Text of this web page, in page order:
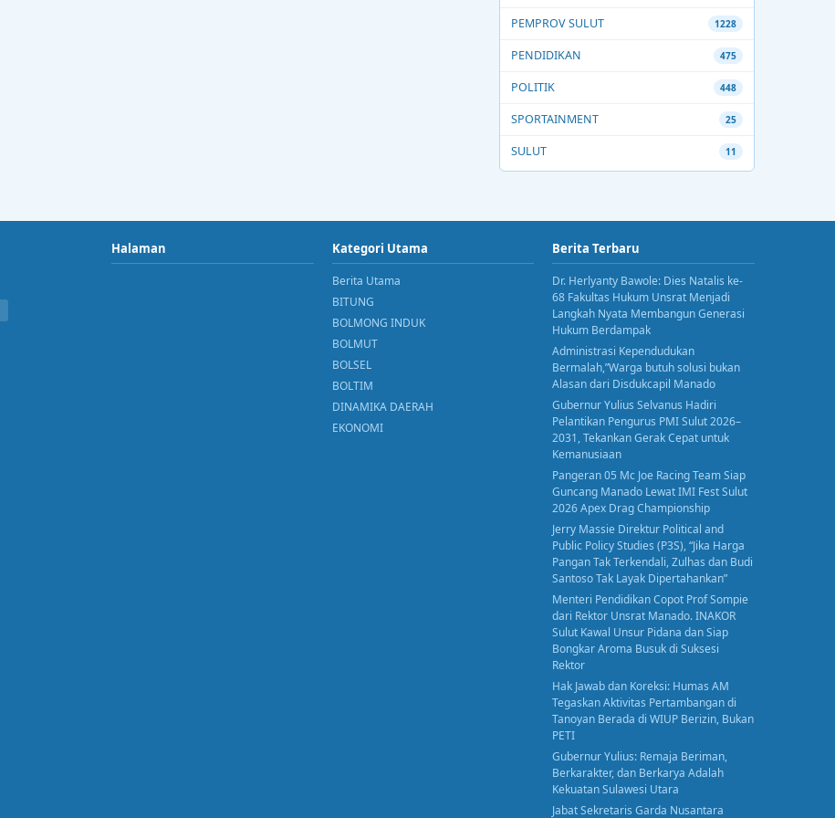
PEMPROV SULUT 1228
PENDIDIKAN 475
POLITIK 448
SPORTAINMENT 25
SULUT 11
Halaman Kategori Utama
Berita Utama
BITUNG
BOLMONG INDUK
BOLMUT
BOLSEL
BOLTIM
DINAMIKA DAERAH
EKONOMI
Berita Terbaru
Dr. Herlyanty Bawole: Dies Natalis ke-
68 Fakultas Hukum Unsrat Menjadi
Langkah Nyata Membangun Generasi
Hukum Berdampak
Administrasi Kependudukan
Bermalah,”Warga butuh solusi bukan
Alasan dari Disdukcapil Manado
Gubernur Yulius Selvanus Hadiri
Pelantikan Pengurus PMI Sulut 2026–
2031, Tekankan Gerak Cepat untuk
Kemanusiaan
Pangeran 05 Mc Joe Racing Team Siap
Guncang Manado Lewat IMI Fest Sulut
2026 Apex Drag Championship
Jerry Massie Direktur Political and
Public Policy Studies (P3S), “Jika Harga
Pangan Tak Terkendali, Zulhas dan Budi
Santoso Tak Layak Dipertahankan”
Menteri Pendidikan Copot Prof Sompie
dari Rektor Unsrat Manado. INAKOR
Sulut Kawal Unsur Pidana dan Siap
Bongkar Aroma Busuk di Suksesi
Rektor
Hak Jawab dan Koreksi: Humas AM
Tegaskan Aktivitas Pertambangan di
Tanoyan Berada di WIUP Berizin, Bukan
PETI
Gubernur Yulius: Remaja Beriman,
Berkarakter, dan Berkarya Adalah
Kekuatan Sulawesi Utara
Jabat Sekretaris Garda Nusantara